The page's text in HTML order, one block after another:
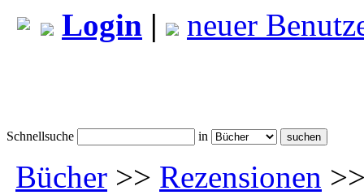
Login | neuer
Schnellsuche in
Bücher >> Rezensionen